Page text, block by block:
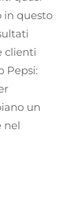
in questo
clienti
Pepsi:
un
nel